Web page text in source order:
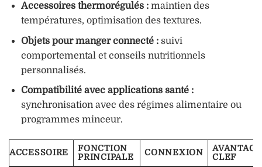
Accessoires thermorégulés :maintien des
températures, optimisation des textures.
Objets pour manger connecté :suivi
comportemental et conseils nutritionnels
personnalisés.
Compatibilité avec applications santé :
synchronisation avec des régimes alimentaire ou
programmes minceur.
ACCESSOIRE
FONCTION
PRINCIPALE
CONNEXION
AVANTAGE
CLEF